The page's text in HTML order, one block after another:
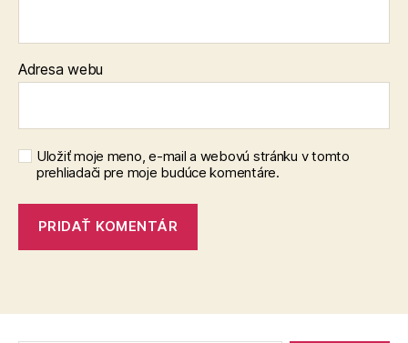
Adresa webu
Uložiť moje meno, e-mail a webovú stránku v tomto
prehliadači pre moje budúce komentáre.